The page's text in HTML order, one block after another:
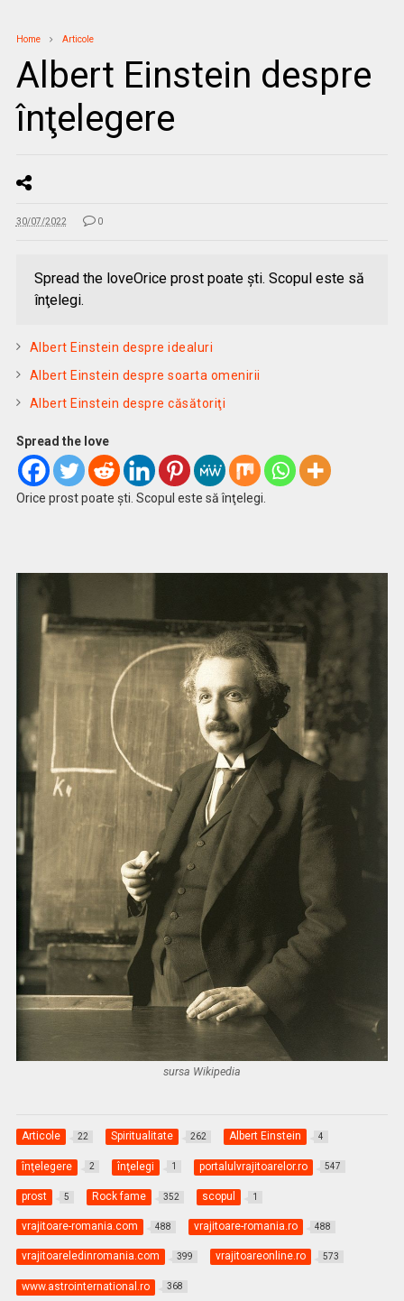
Home Articole
Albert Einstein despre
înţelegere
30/07/2022 0
Spread the loveOrice prost poate şti. Scopul este să
înţelegi.
Albert Einstein despre idealuri
Albert Einstein despre soarta omenirii
Albert Einstein despre căsătoriţi
Spread the love
Orice prost poate şti. Scopul este să înţelegi.
sursa Wikipedia
Articole 22 Spiritualitate 262 Albert Einstein 4
înţelegere 2 înţelegi 1 portalulvrajitoarelor.ro 547
prost 5 Rock fame 352 scopul 1
vrajitoare-romania.com 488 vrajitoare-romania.ro 488
vrajitoareledinromania.com 399 vrajitoareonline.ro 573
www.astrointernational.ro 368